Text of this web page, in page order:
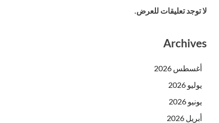
لا توجد تعليقات للعرض.
Archives
أغسطس 2026
يوليو 2026
يونيو 2026
أبريل 2026